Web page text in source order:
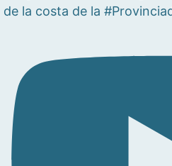
de la costa de la